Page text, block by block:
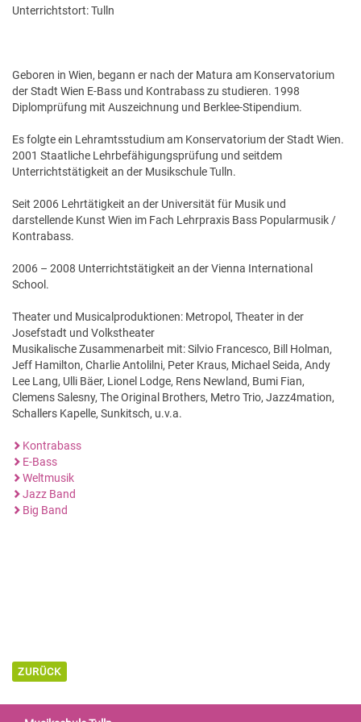
Unterrichtstort: Tulln
Geboren in Wien, begann er nach der Matura am Konservatorium
der Stadt Wien E-Bass und Kontrabass zu studieren. 1998
Diplomprüfung mit Auszeichnung und Berklee-Stipendium.
Es folgte ein Lehramtsstudium am Konservatorium der Stadt Wien.
2001 Staatliche Lehrbefähigungsprüfung und seitdem
Unterrichtstätigkeit an der Musikschule Tulln.
Seit 2006 Lehrtätigkeit an der Universität für Musik und
darstellende Kunst Wien im Fach Lehrpraxis Bass Popularmusik /
Kontrabass.
2006 – 2008 Unterrichtstätigkeit an der Vienna International
School.
Theater und Musicalproduktionen: Metropol, Theater in der
Josefstadt und Volkstheater
Musikalische Zusammenarbeit mit: Silvio Francesco, Bill Holman,
Jeff Hamilton, Charlie Antolilni, Peter Kraus, Michael Seida, Andy
Lee Lang, Ulli Bäer, Lionel Lodge, Rens Newland, Bumi Fian,
Clemens Salesny, The Original Brothers, Metro Trio, Jazz4mation,
Schallers Kapelle, Sunkitsch, u.v.a.
Kontrabass
E-Bass
Weltmusik
Jazz Band
Big Band
ZURÜCK